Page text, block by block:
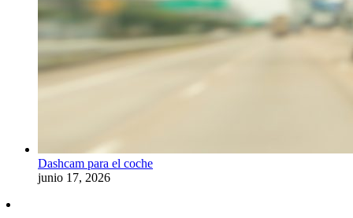
Dashcam para el coche
junio 17, 2026